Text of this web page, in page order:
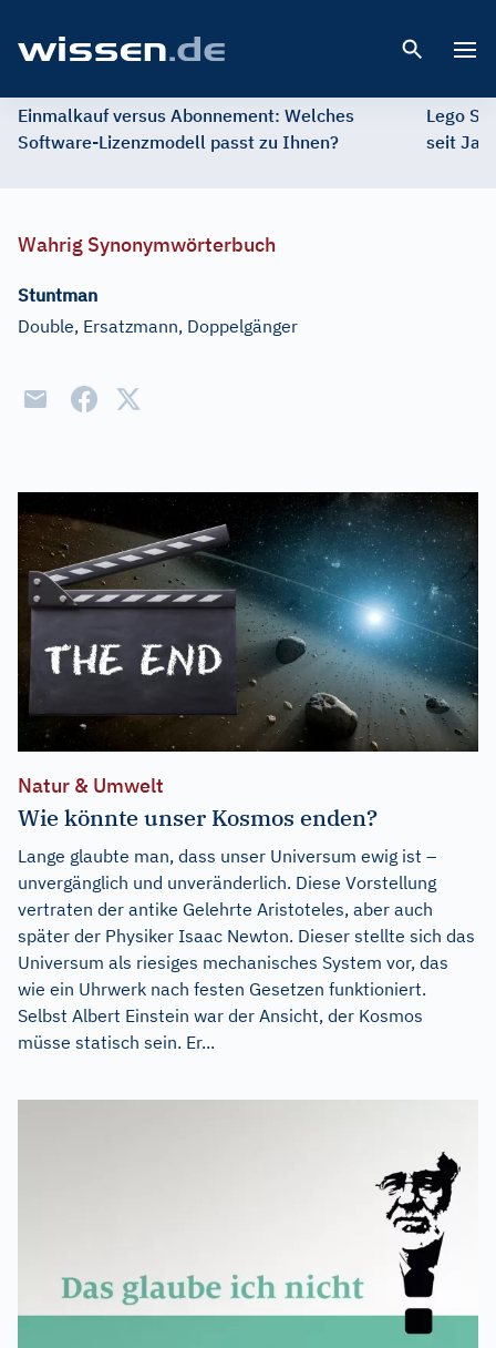
Einmalkauf versus Abonnement: Welches
Software-Lizenzmodell passt zu Ihnen?
Lego
seit
Wahrig Synonymwörterbuch
Stuntman
Double, Ersatzmann, Doppelgänger
Natur & Umwelt
Wie könnte unser Kosmos enden?
Lange glaubte man, dass unser Universum ewig ist –
unvergänglich und unveränderlich. Diese Vorstellung
vertraten der antike Gelehrte Aristoteles, aber auch
später der Physiker Isaac Newton. Dieser stellte sich das
Universum als riesiges mechanisches System vor, das
wie ein Uhrwerk nach festen Gesetzen funktioniert.
Selbst Albert Einstein war der Ansicht, der Kosmos
müsse statisch sein. Er...